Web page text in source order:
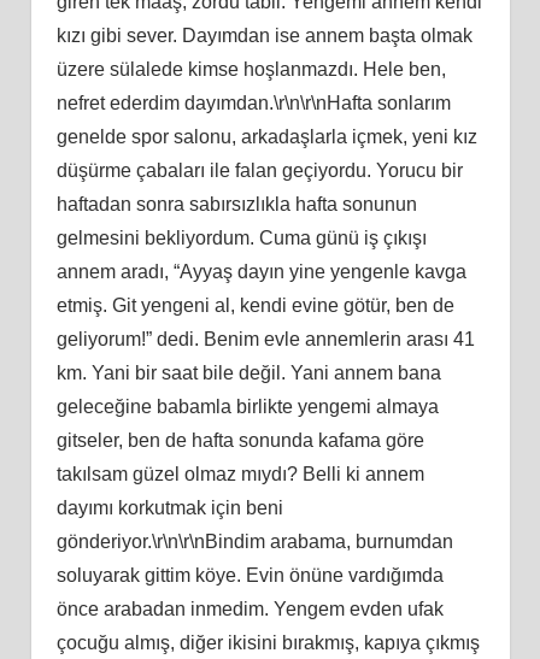
kızı gibi sever. Dayımdan ise annem başta olmak
üzere sülalede kimse hoşlanmazdı. Hele ben,
nefret ederdim dayımdan.\r\n\r\nHafta sonlarım
genelde spor salonu, arkadaşlarla içmek, yeni kız
düşürme çabaları ile falan geçiyordu. Yorucu bir
haftadan sonra sabırsızlıkla hafta sonunun
gelmesini bekliyordum. Cuma günü iş çıkışı
annem aradı, “Ayyaş dayın yine yengenle kavga
etmiş. Git yengeni al, kendi evine götür, ben de
geliyorum!” dedi. Benim evle annemlerin arası 41
km. Yani bir saat bile değil. Yani annem bana
geleceğine babamla birlikte yengemi almaya
gitseler, ben de hafta sonunda kafama göre
takılsam güzel olmaz mıydı? Belli ki annem
dayımı korkutmak için beni
gönderiyor.\r\n\r\nBindim arabama, burnumdan
soluyarak gittim köye. Evin önüne vardığımda
önce arabadan inmedim. Yengem evden ufak
çocuğu almış, diğer ikisini bırakmış, kapıya çıkmış